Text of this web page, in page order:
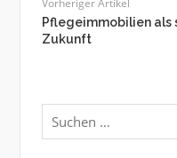
Vorheriger Artikel
Pflegeimmobilien
Zukunft
Suche
nach: